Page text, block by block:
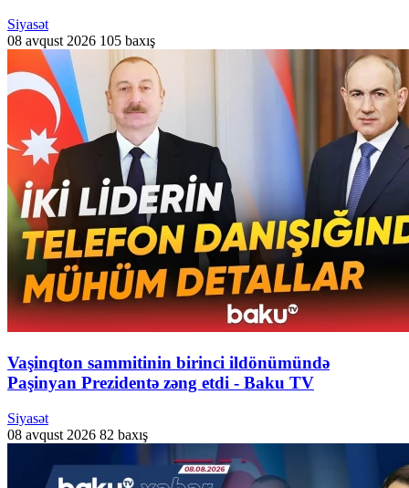
Siyasət
08 avqust 2026 105 baxış
Vaşinqton sammitinin birinci ildönümündə
Paşinyan Prezidentə zəng etdi - Baku TV
Siyasət
08 avqust 2026 82 baxış